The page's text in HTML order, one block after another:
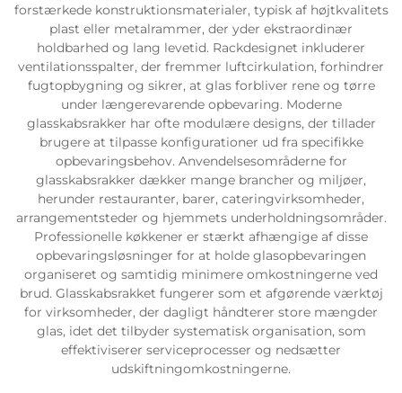
forstærkede konstruktionsmaterialer, typisk af højtkvalitets
plast eller metalrammer, der yder ekstraordinær
holdbarhed og lang levetid. Rackdesignet inkluderer
ventilationsspalter, der fremmer luftcirkulation, forhindrer
fugtopbygning og sikrer, at glas forbliver rene og tørre
under længerevarende opbevaring. Moderne
glasskabsrakker har ofte modulære designs, der tillader
brugere at tilpasse konfigurationer ud fra specifikke
opbevaringsbehov. Anvendelsesområderne for
glasskabsrakker dækker mange brancher og miljøer,
herunder restauranter, barer, cateringvirksomheder,
arrangementsteder og hjemmets underholdningsområder.
Professionelle køkkener er stærkt afhængige af disse
opbevaringsløsninger for at holde glasopbevaringen
organiseret og samtidig minimere omkostningerne ved
brud. Glasskabsrakket fungerer som et afgørende værktøj
for virksomheder, der dagligt håndterer store mængder
glas, idet det tilbyder systematisk organisation, som
effektiviserer serviceprocesser og nedsætter
udskiftningomkostningerne.